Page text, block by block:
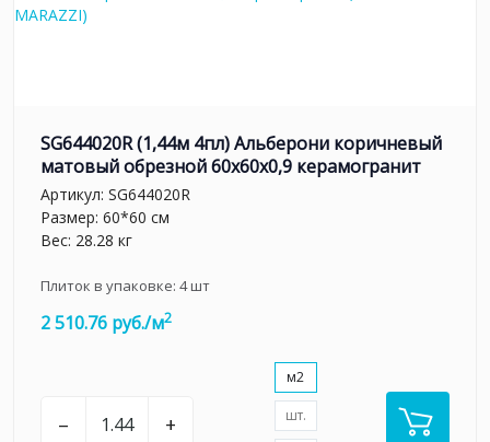
SG644020R (1,44м 4пл) Альберони коричневый
матовый обрезной 60x60x0,9 керамогранит
Артикул: SG644020R
Размер: 60*60 см
Вес: 28.28 кг
Плиток в упаковке: 4шт
2 510.76 руб./м2
– +
м2
шт.